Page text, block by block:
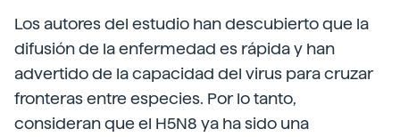
Los autores del estudio han descubierto que la
difusión de la enfermedad es rápida y han
advertido de la capacidad del virus para cruzar
fronteras entre especies. Por lo tanto,
consideran que el H5N8 ya ha sido una